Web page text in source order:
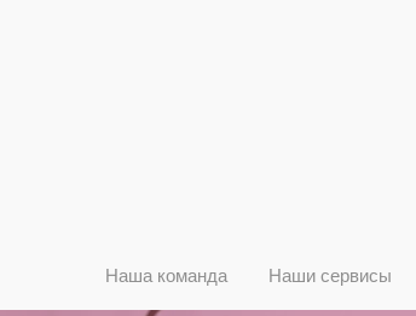
Наша команда Наши сервисы